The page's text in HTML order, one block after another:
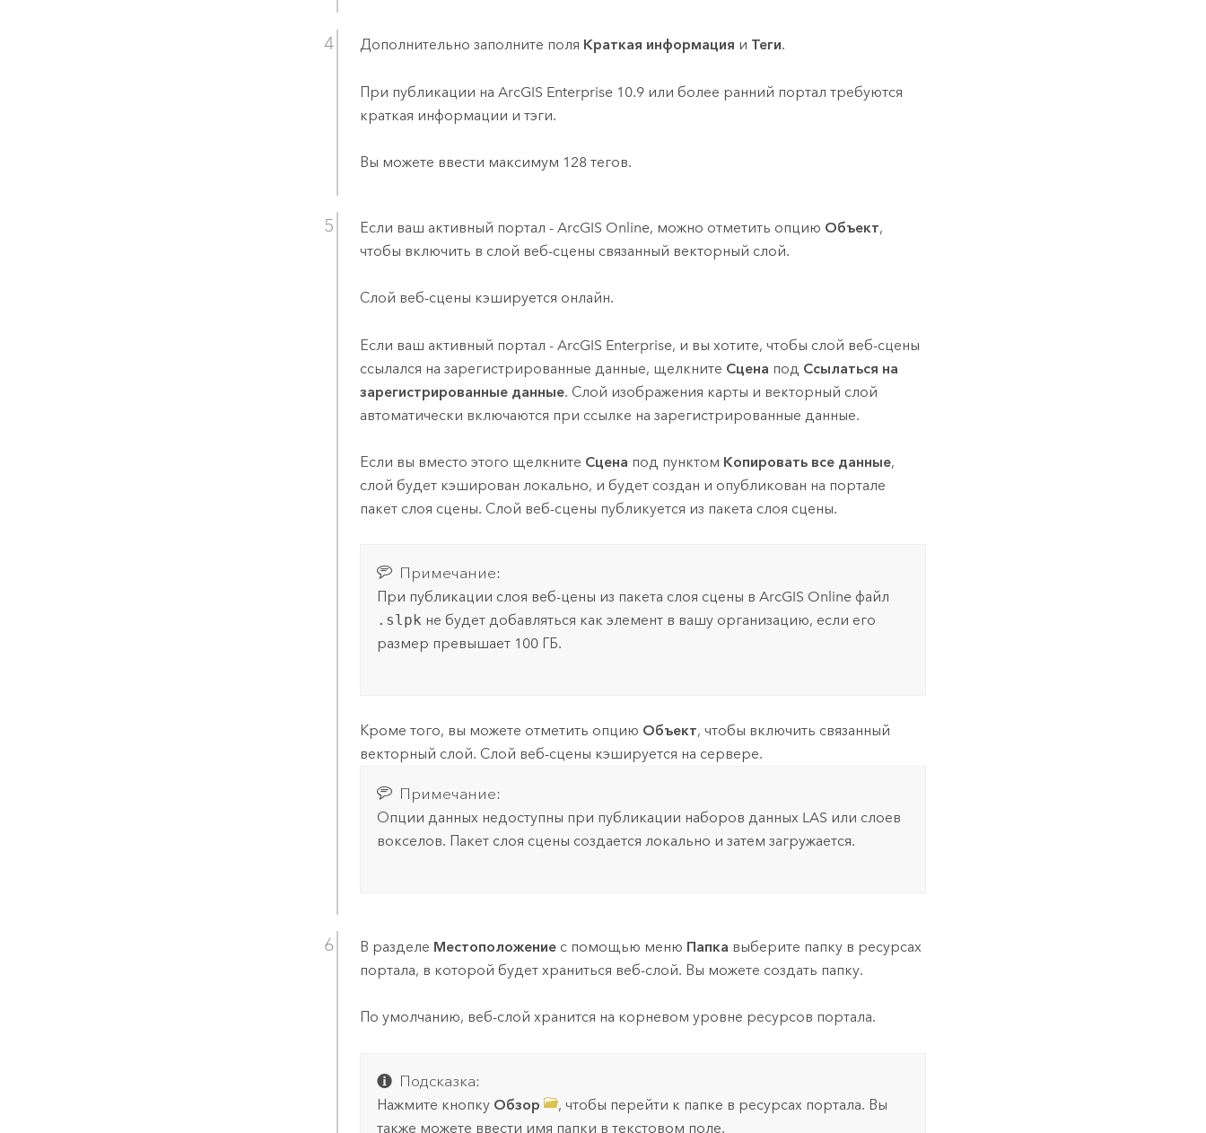
Дополнительно заполните поля Краткая информация и Теги.
При публикации наArcGIS Enterprise 10.9 или более ранний портал требуются
краткая информации и тэги.
Вы можете ввести максимум 128 тегов.
Если ваш активный портал -ArcGIS Online, можно отметить опцию Объект,
чтобы включить в слой веб-сцены связанный векторный слой.
Слой веб-сцены кэшируется онлайн.
Если ваш активный портал -ArcGIS Enterprise, и вы хотите, чтобы слой веб-сцены
ссылался на зарегистрированные данные, щелкните Сцена под Ссылаться на
зарегистрированные данные. Слой изображения карты и векторный слой
автоматически включаются при ссылке на зарегистрированные данные.
Если вы вместо этого щелкните Сцена под пунктом Копировать все данные,
слой будет кэширован локально, и будет создан и опубликован на портале
пакет слоя сцены. Слой веб-сцены публикуется из пакета слоя сцены.
Примечание:
При публикации слоя веб-цены из пакета слоя сцены в ArcGIS Onlineфайл
.slpk не будет добавляться как элемент в вашу организацию, если его
размер превышает 100 ГБ.
Кроме того, вы можете отметить опцию Объект, чтобы включить связанный
векторный слой. Слой веб-сцены кэшируется на сервере.
Примечание:
Опции данных недоступны при публикации наборов данных LAS или слоев
вокселов. Пакет слоя сцены создается локально и затем загружается.
В разделе Местоположение с помощью меню Папка выберите папку в ресурсах
портала, в которой будет храниться веб-слой. Вы можете создать папку.
По умолчанию, веб-слой хранится на корневом уровне ресурсов портала.
Подсказка:
Нажмите кнопку Обзор
, чтобы перейти к папке в ресурсах портала. Вы
также можете ввести имя папки в текстовом поле.